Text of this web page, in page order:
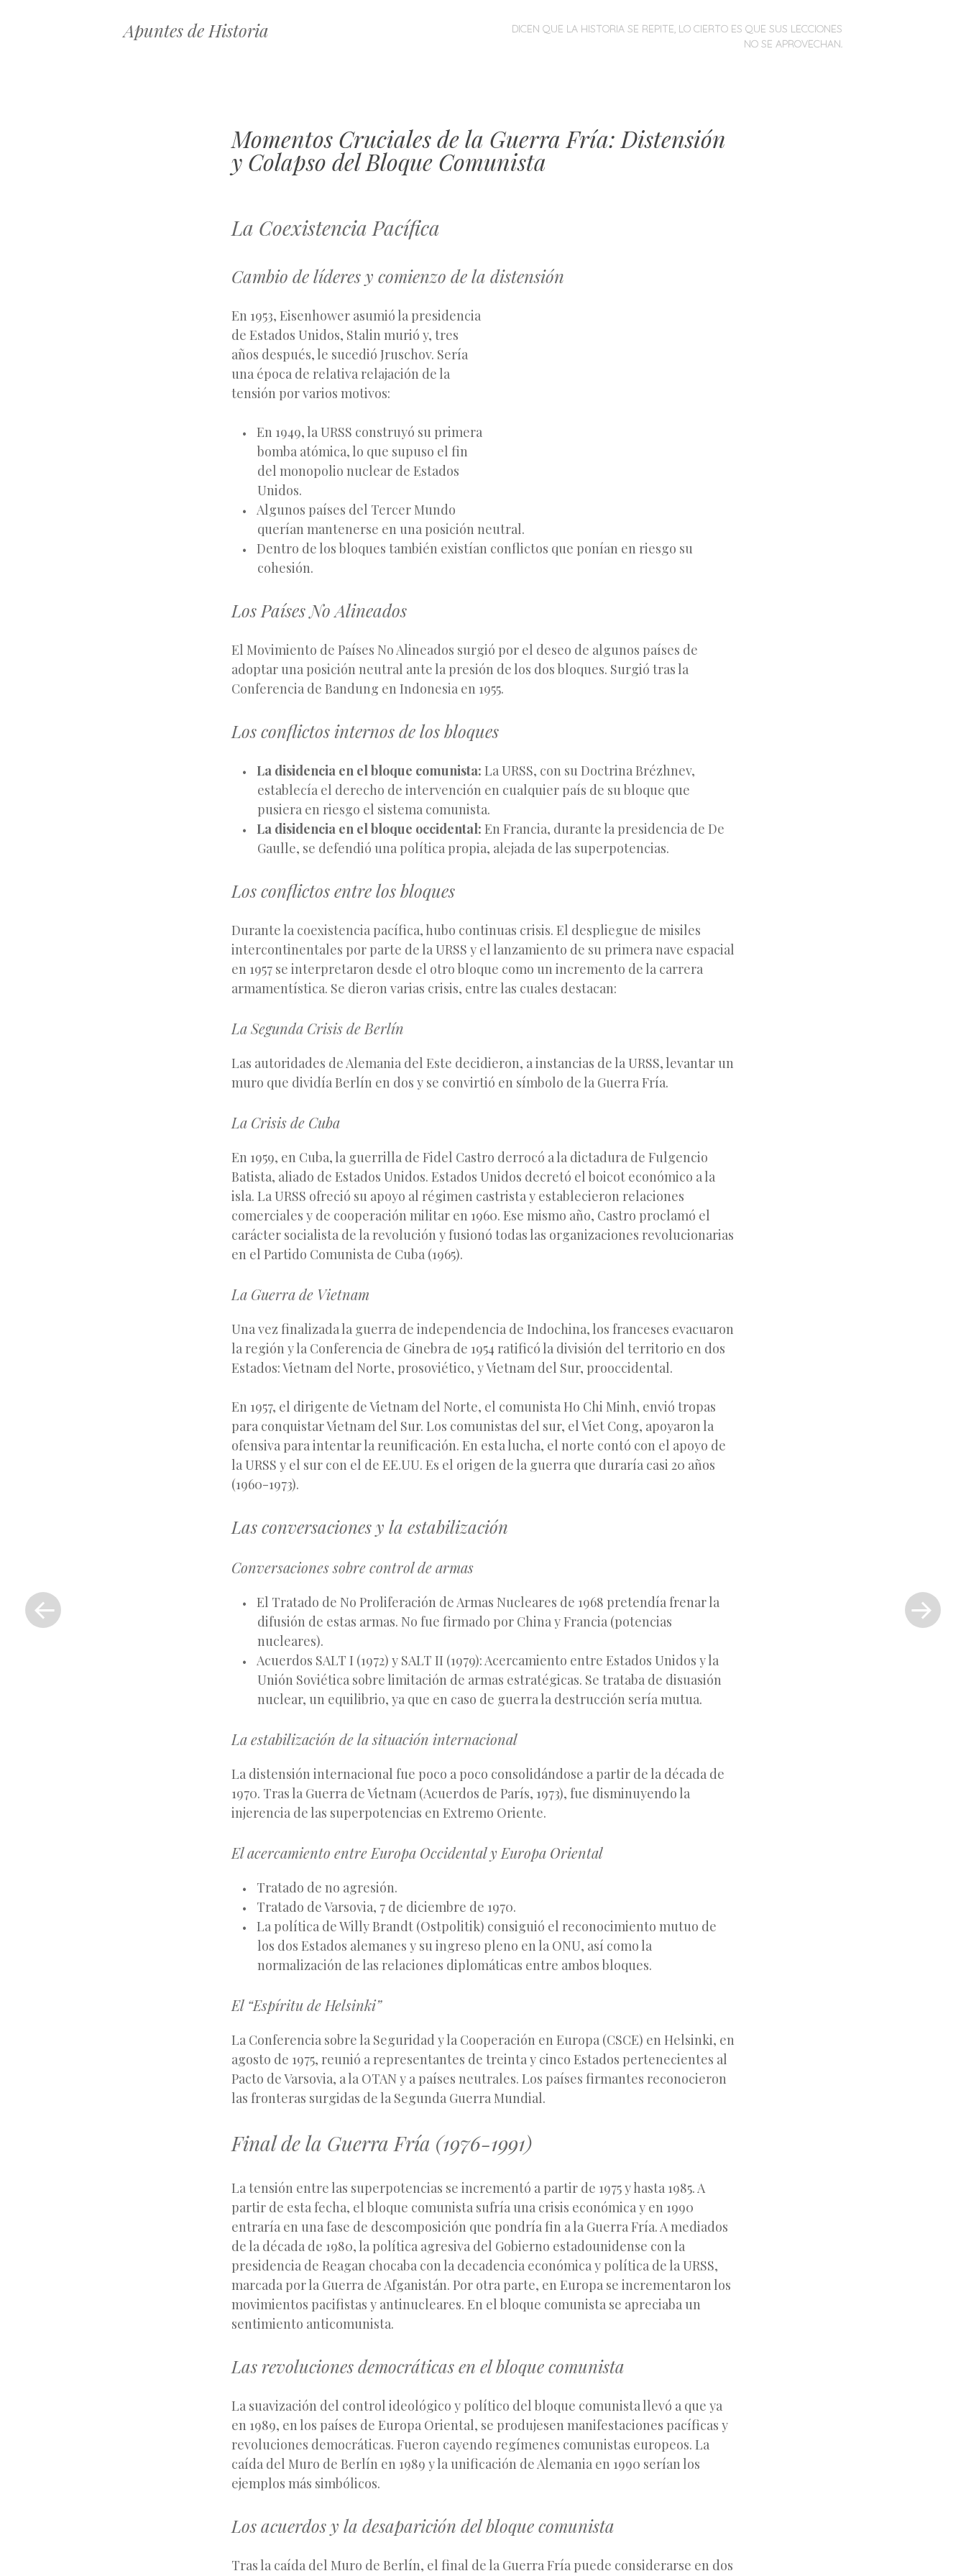
Apuntes de Historia MENÚ
SALTARDICEN QUE LA HISTORIA SE REPITE, LO CIERTO ES QUE SUS LECCIONES
NO SE APROVECHAN.
Momentos Cruciales de la Guerra Fría: Distensión
y Colapso del Bloque Comunista
La Coexistencia Pacífica
Cambio de líderes y comienzo de la distensión
En 1953, Eisenhower asumió la presidencia
de Estados Unidos, Stalin murió y, tres
años después, le sucedió Jruschov. Sería
una época de relativa relajación de la
tensión por varios motivos:
En 1949, la URSS construyó su primera
bomba atómica, lo que supuso el fin
del monopolio nuclear de Estados
Unidos.
Algunos países del Tercer Mundo
querían mantenerse en una posición neutral.
Dentro de los bloques también existían conflictos que ponían en riesgo su
cohesión.
Los Países No Alineados
El Movimiento de Países No Alineados surgió por el deseo de algunos países de
adoptar una posición neutral ante la presión de los dos bloques. Surgió tras la
Conferencia de Bandung en Indonesia en 1955.
Los conflictos internos de los bloques
La disidencia en el bloque comunista: La URSS, con su Doctrina Brézhnev,
establecía el derecho de intervención en cualquier país de su bloque que
pusiera en riesgo el sistema comunista.
La disidencia en el bloque occidental: En Francia, durante la presidencia de De
Gaulle, se defendió una política propia, alejada de las superpotencias.
Los conflictos entre los bloques
Durante la coexistencia pacífica, hubo continuas crisis. El despliegue de misiles
intercontinentales por parte de la URSS y el lanzamiento de su primera nave espacial
en 1957 se interpretaron desde el otro bloque como un incremento de la carrera
armamentística. Se dieron varias crisis, entre las cuales destacan:
La Segunda Crisis de Berlín
Las autoridades de Alemania del Este decidieron, a instancias de la URSS, levantar un
muro que dividía Berlín en dos y se convirtió en símbolo de la Guerra Fría.
La Crisis de Cuba
En 1959, en Cuba, la guerrilla de Fidel Castro derrocó a la dictadura de Fulgencio
Batista, aliado de Estados Unidos. Estados Unidos decretó el boicot económico a la
isla. La URSS ofreció su apoyo al régimen castrista y establecieron relaciones
comerciales y de cooperación militar en 1960. Ese mismo año, Castro proclamó el
carácter socialista de la revolución y fusionó todas las organizaciones revolucionarias
en el Partido Comunista de Cuba (1965).
La Guerra de Vietnam
Una vez finalizada la guerra de independencia de Indochina, los franceses evacuaron
la región y la Conferencia de Ginebra de 1954 ratificó la división del territorio en dos
Estados: Vietnam del Norte, prosoviético, y Vietnam del Sur, prooccidental.
En 1957, el dirigente de Vietnam del Norte, el comunista Ho Chi Minh, envió tropas
para conquistar Vietnam del Sur. Los comunistas del sur, el Viet Cong, apoyaron la
ofensiva para intentar la reunificación. En esta lucha, el norte contó con el apoyo de
la URSS y el sur con el de EE.UU. Es el origen de la guerra que duraría casi 20 años
(1960-1973).
Las conversaciones y la estabilización
Conversaciones sobre control de armas
El Tratado de No Proliferación de Armas Nucleares de 1968 pretendía frenar la
difusión de estas armas. No fue firmado por China y Francia (potencias
nucleares).
Acuerdos SALT I (1972) y SALT II (1979): Acercamiento entre Estados Unidos y la
Unión Soviética sobre limitación de armas estratégicas. Se trataba de disuasión
nuclear, un equilibrio, ya que en caso de guerra la destrucción sería mutua.
La estabilización de la situación internacional
La distensión internacional fue poco a poco consolidándose a partir de la década de
1970. Tras la Guerra de Vietnam (Acuerdos de París, 1973), fue disminuyendo la
injerencia de las superpotencias en Extremo Oriente.
El acercamiento entre Europa Occidental y Europa Oriental
Tratado de no agresión.
Tratado de Varsovia, 7 de diciembre de 1970.
La política de Willy Brandt (Ostpolitik) consiguió el reconocimiento mutuo de
los dos Estados alemanes y su ingreso pleno en la ONU, así como la
normalización de las relaciones diplomáticas entre ambos bloques.
El “Espíritu de Helsinki”
La Conferencia sobre la Seguridad y la Cooperación en Europa (CSCE) en Helsinki, en
agosto de 1975, reunió a representantes de treinta y cinco Estados pertenecientes al
Pacto de Varsovia, a la OTAN y a países neutrales. Los países firmantes reconocieron
las fronteras surgidas de la Segunda Guerra Mundial.
Final de la Guerra Fría (1976-1991)
La tensión entre las superpotencias se incrementó a partir de 1975 y hasta 1985. A
partir de esta fecha, el bloque comunista sufría una crisis económica y en 1990
entraría en una fase de descomposición que pondría fin a la Guerra Fría. A mediados
de la década de 1980, la política agresiva del Gobierno estadounidense con la
presidencia de Reagan chocaba con la decadencia económica y política de la URSS,
marcada por la Guerra de Afganistán. Por otra parte, en Europa se incrementaron los
movimientos pacifistas y antinucleares. En el bloque comunista se apreciaba un
sentimiento anticomunista.
Las revoluciones democráticas en el bloque comunista
La suavización del control ideológico y político del bloque comunista llevó a que ya
en 1989, en los países de Europa Oriental, se produjesen manifestaciones pacíficas y
revoluciones democráticas. Fueron cayendo regímenes comunistas europeos. La
caída del Muro de Berlín en 1989 y la unificación de Alemania en 1990 serían los
ejemplos más simbólicos.
Los acuerdos y la desaparición del bloque comunista
Tras la caída del Muro de Berlín, el final de la Guerra Fría puede considerarse en dos
Entrada
anterior
entrada